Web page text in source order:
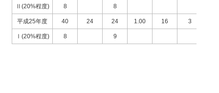
Ⅱ(20%程度) 8 8
平成25年度 40 24 24 1.00 16 3
Ⅰ(20%程度) 8 9